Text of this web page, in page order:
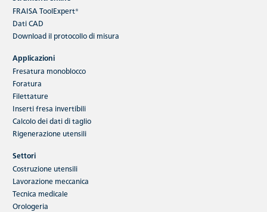
FRAISA ToolExpert®
Dati CAD
Download il protocollo di misura
Applicazioni
Fresatura monoblocco
Foratura
Filettature
Inserti fresa invertibili
Calcolo dei dati di taglio
Rigenerazione utensili
Settori
Costruzione utensili
Lavorazione meccanica
Tecnica medicale
Orologeria